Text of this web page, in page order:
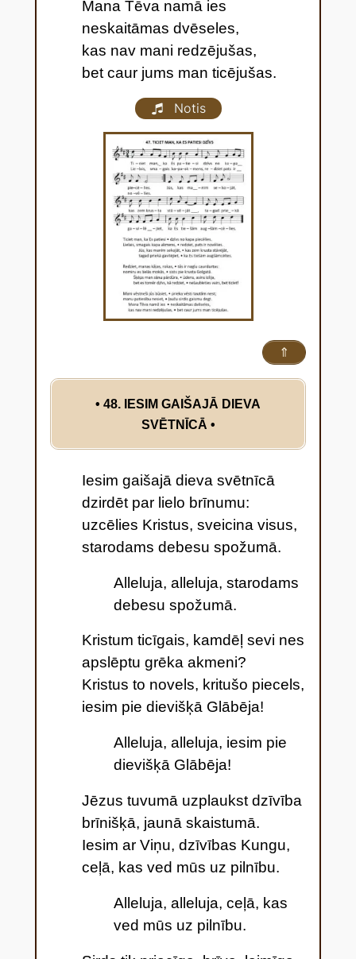
Mana Tēva namā ies
neskaitāmas dvēseles,
kas nav mani redzējušas,
bet caur jums man ticējušas.
Notis
⇑
• 48. IESIM GAIŠAJĀ DIEVA
SVĒTNĪCĀ •
Iesim gaišajā dieva svētnīcā
dzirdēt par lielo brīnumu:
uzcēlies Kristus, sveicina visus,
starodams debesu spožumā.
Alleluja, alleluja, starodams
debesu spožumā.
Kristum ticīgais, kamdēļ sevi nes
apslēptu grēka akmeni?
Kristus to novels, kritušo piecels,
iesim pie dievišķā Glābēja!
Alleluja, alleluja, iesim pie
dievišķā Glābēja!
Jēzus tuvumā uzplaukst dzīvība
brīnišķā, jaunā skaistumā.
Iesim ar Viņu, dzīvības Kungu,
ceļā, kas ved mūs uz pilnību.
Alleluja, alleluja, ceļā, kas
ved mūs uz pilnību.